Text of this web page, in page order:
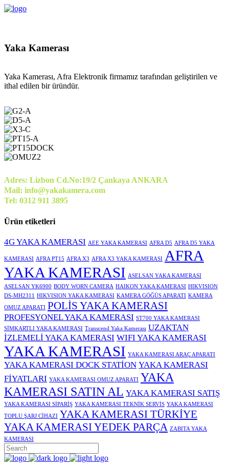
Yaka Kamerası
Yaka Kamerası, Afra Elektronik firmamız tarafından geliştirilen ve
ithal edilen bir üründür.
Adres: Lizbon Cd.No:19/2 Çankaya ANKARA
Mail: info@yakakamera.com
Tel: 0312 911 3895
Ürün etiketleri
4G YAKA KAMERASI AEE YAKA KAMERASI AFRA D5 AFRA D5 YAKA
KAMERASI AFRA PT15 AFRA X3 AFRA X3 YAKA KAMERASI AFRA
YAKA KAMERASI ASELSAN YAKA KAMERASI
ASELSAN YK6900 BODY WORN CAMERA HAIKON YAKA KAMERASI HIKVISION
DS-MH2311
HIKVISION YAKA KAMERASI KAMERA GÖĞÜS APARATI KAMERA
OMUZ APARATI POLİS YAKA KAMERASI
PROFESYONEL YAKA KAMERASI ST700 YAKA KAMERASI
SİMKARTLI YAKA KAMERASI Transcend Yaka Kamerası UZAKTAN
İZLEMELİ YAKA KAMERASI WIFI YAKA KAMERASI
YAKA KAMERASI YAKA KAMERASI ARAÇ APARATI
YAKA KAMERASI DOCK STATİON YAKA KAMERASI
FİYATLARI YAKA KAMERASI OMUZ APARATI YAKA
KAMERASI SATIN AL YAKA KAMERASI SATIŞ
YAKA KAMERASI SİPARİŞ YAKA KAMERASI TEKNİK SERVİS YAKA KAMERASI
TOPLU ŞARJ CİHAZI YAKA KAMERASI TÜRKİYE
YAKA KAMERASI YEDEK PARÇA ZABITA YAKA
KAMERASI